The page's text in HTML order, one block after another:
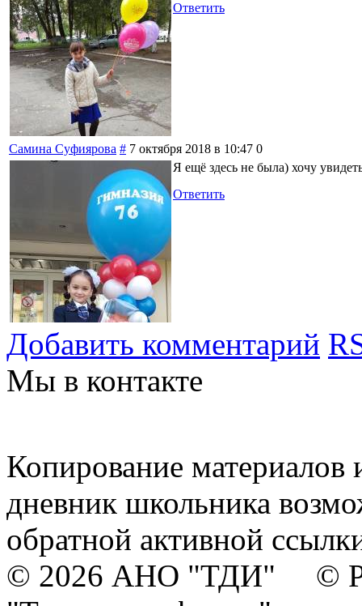
Ответить
Самина Суфиярова # 7 октября 2018 в 10:47 0
Я ещё здесь не была) хочу
Ответить
Добавить комментарий
Мы в контакте
Копирование материалов
дневник школьника
обратной активной
© 2026 АНО "ТДИ" ©